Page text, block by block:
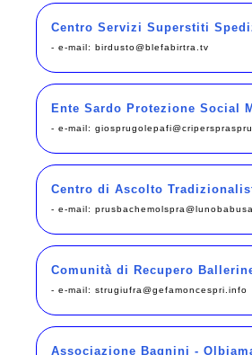
Centro Servizi Superstiti
- e-mail: birdusto@blefabirtra.tv
Ente Sardo Protezione Social
- e-mail:
Centro di Ascolto
- e-mail:
Comunità di Recupero
- e-mail: strugiufra@gefamoncespri.info
Associazione Bagnini -